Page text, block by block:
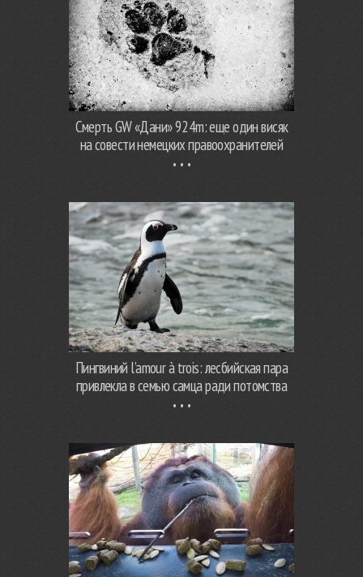
Смерть GW «Дани» 924m: еще один висяк
на совести немецких правоохранителей
Пингвиний l’amour à trois: лесбийская пара
привлекла в семью самца ради потомства